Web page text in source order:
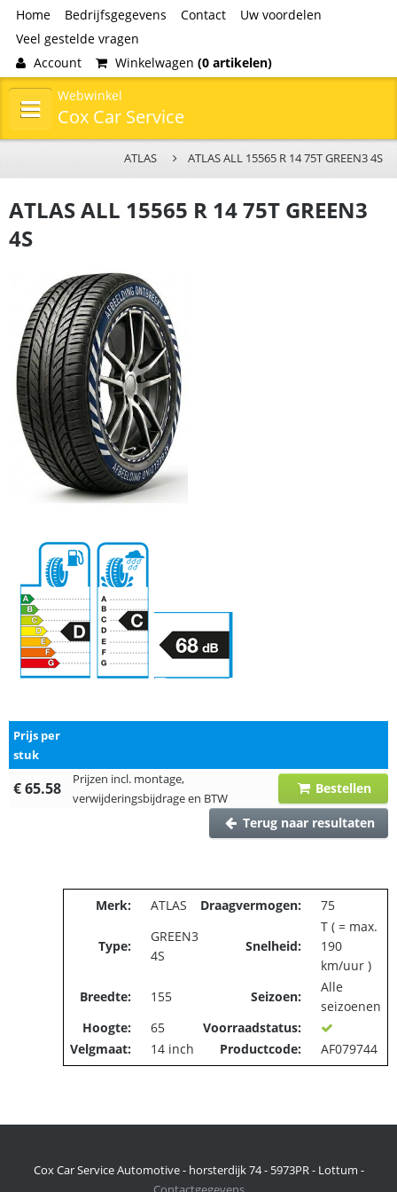
Home Bedrijfsgegevens Contact
Uw voordelen
Veel gestelde vragen
Account
Winkelwagen (0 artikelen)
Webwinkel
Cox Car Service
ATLAS ATLAS ALL 15565 R 14 75T GREEN3 4S
ATLAS ALL 15565 R 14 75T GREEN3
4S
Prijs per
stuk
€ 65.58
Prijzen incl. montage,
verwijderingsbijdrage en BTW
Bestellen
Terug naar resultaten
Merk: ATLAS Draagvermogen: 75
Type:
GREEN3
4S
Snelheid:
T ( = max.
190
km/uur )
Breedte:
155 Seizoen:
Alle
seizoenen
Hoogte:
65
Voorraadstatus:
Velgmaat:
14 inch Productcode: AF079744
Cox Car Service Automotive - horsterdijk 74 - 5973PR - Lottum -